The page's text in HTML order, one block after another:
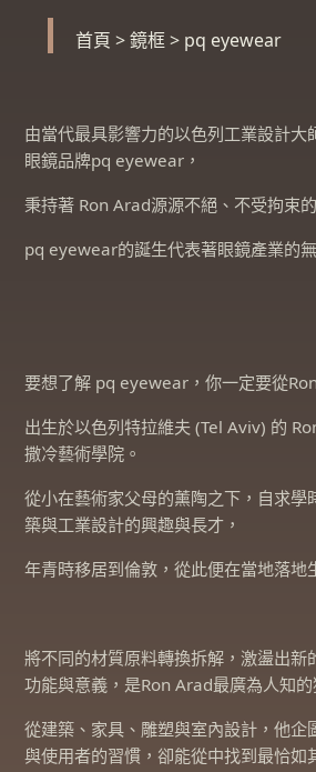
首頁 >鏡框> pq eyewear
由當代最具影響力的以色列工業設計大
眼鏡品牌pq eyewear，
秉持著 Ron Arad源源不絕、不受拘束
pq eyewear的誕生代表著眼鏡產業的
要想了解 pq eyewear，你一定要從
出生於以色列特拉維夫 (Tel Aviv) 的
撒冷藝術學院。
從小在藝術家父母的薰陶之下，自求學
築與工業設計的興趣與長才，
年青時移居到倫敦，從此便在當地落地
將不同的材質原料轉換拆解，激盪出新
功能與意義，是Ron Arad最廣為人知的
從建築、家具、雕塑與室內設計，他企
與使用者的習慣，卻能從中找到最恰如